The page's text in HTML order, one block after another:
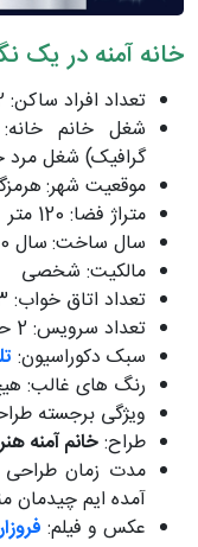
خانه­ آمنه در یک
تعداد افراد ساکن: 2 نفر
شغل خانم
گرافیک) شغل مرد
موقعیت شهر:
متراژ فضا: 120 متر
سال ساخت:سال 1390 (بدون نوسازی)
مالکیت: شخصی
تعداد اتاق خواب: 3
تعداد سرویس: 2 حمام و 2 دستشویی
سبک دکوراسیون:
رنگ های غالب:
ویژگی برجسته
طراح:خانمآمنه
آمده ایم چیدمان
عکس و فیلم: